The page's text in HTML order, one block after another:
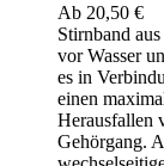
Ab 20,50 €
Stirnband
vor Wasser
es in
einen
Herausfallen
Gehörgang.